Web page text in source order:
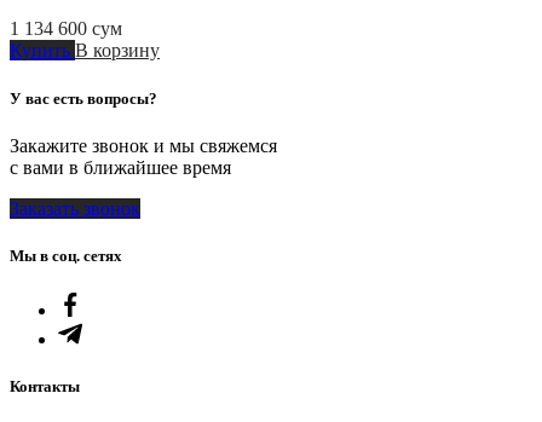
1 134 600 сум
Купить В корзину
У вас есть вопросы?
Закажите звонок и мы свяжемся
с вами в ближайшее время
Заказать звонок
Мы в соц. сетях
Контакты